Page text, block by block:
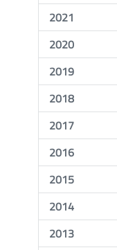
2021
2020
2019
2018
2017
2016
2015
2014
2013